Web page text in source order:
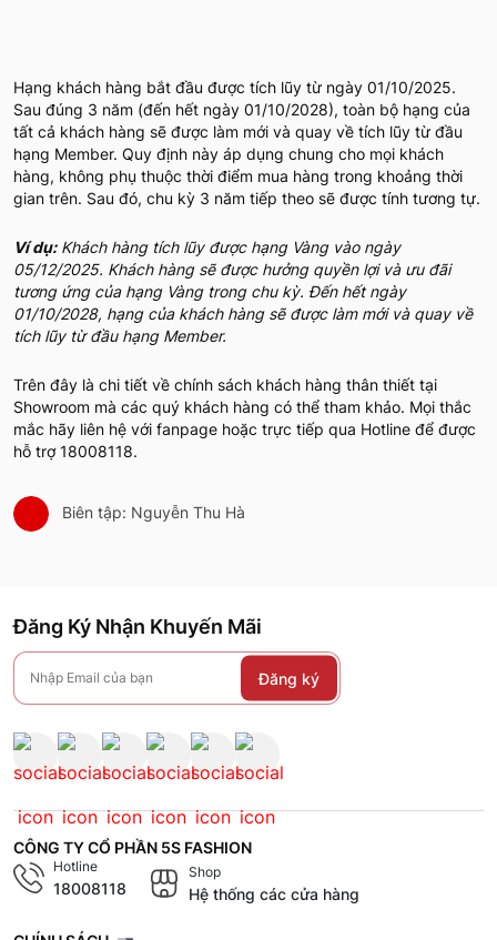
Hạng khách hàng bắt đầu được tích lũy từ ngày 01/10/2025.
Sau đúng 3 năm (đến hết ngày 01/10/2028), toàn bộ hạng của
tất cả khách hàng sẽ được làm mới và quay về tích lũy từ đầu
hạng Member. Quy định này áp dụng chung cho mọi khách
hàng, không phụ thuộc thời điểm mua hàng trong khoảng thời
gian trên. Sau đó, chu kỳ 3 năm tiếp theo sẽ được tính tương tự.
Ví dụ: Khách hàng tích lũy được hạng Vàng vào ngày
05/12/2025. Khách hàng sẽ được hưởng quyền lợi và ưu đãi
tương ứng của hạng Vàng trong chu kỳ. Đến hết ngày
01/10/2028, hạng của khách hàng sẽ được làm mới và quay về
tích lũy từ đầu hạng Member.
Trên đây là chi tiết về chính sách khách hàng thân thiết tại
Showroom mà các quý khách hàng có thể tham khảo. Mọi thắc
mắc hãy liên hệ với fanpage hoặc trực tiếp qua Hotline để được
hỗ trợ 18008118.
Biên tập: Nguyễn Thu Hà
Đăng Ký Nhận Khuyến Mãi
Đăng ký
CÔNG TY CỔ PHẦN 5S FASHION
Hotline
18008118
Shop
Hệ thống các cửa hàng